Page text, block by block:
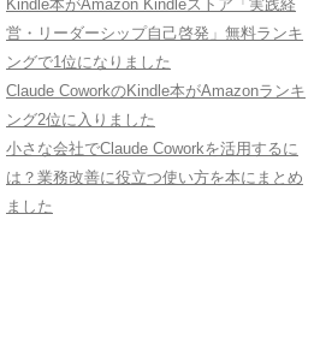
Kindle本がAmazon Kindleストア「実践経
営・リーダーシップ自己啓発」無料ランキ
ングで1位になりました
Claude CoworkのKindle本がAmazonランキ
ング2位に入りました
小さな会社でClaude Coworkを活用するに
は？業務改善に役立つ使い方を本にまとめ
ました